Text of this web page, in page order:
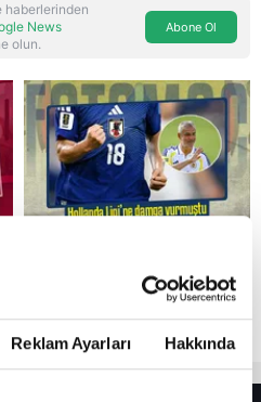
Reklam Ayarları Hakkında
haberlerinden
News
olun.
Abone Ol